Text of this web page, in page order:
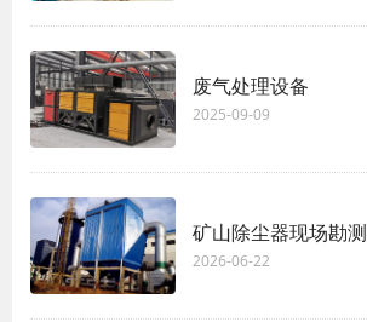
废气处理设备
2025-09-09
矿山除尘器现场勘测
2026-06-22